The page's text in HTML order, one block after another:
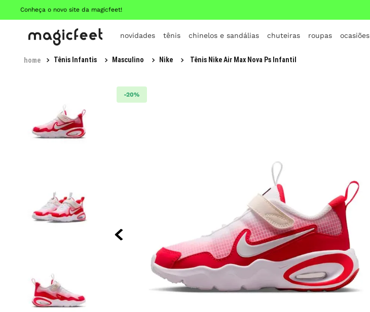
Conheça o novo site da magicfeet!
novidades tênis chinelos e sandálias chuteiras roupas ocasiões
Tênis Infantis Masculino Nike Tênis Nike Air Max Nova Ps Infantil
-20%
TERMOS MAIS BUSCADOS
all star
8º
vans
9 º
new balance
10º chuteira